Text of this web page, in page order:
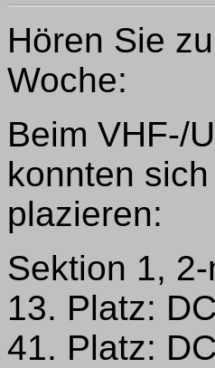
Hören Sie
Woche:
Beim VHF-/
konnten
plazieren:
Sektion 1,
13. Platz:
41. Platz: